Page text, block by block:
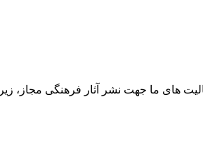
های ما جهت نشر آثار فرهنگی مجاز،